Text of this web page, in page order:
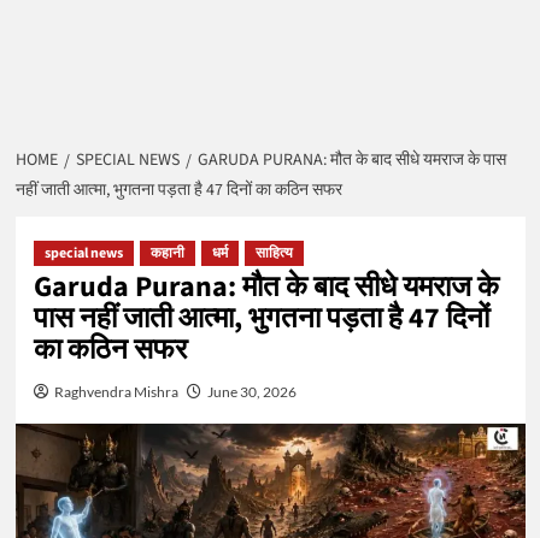
HOME SPECIAL NEWS
GARUDA PURANA: मौत के बाद सीधे यमराज के पास
नहीं जाती आत्मा, भुगतना पड़ता है 47 दिनों का कठिन सफर
special news कहानी धर्म साहित्य
Garuda Purana: मौत के बाद सीधे यमराज के
पास नहीं जाती आत्मा, भुगतना पड़ता है 47 दिनों
का कठिन सफर
Raghvendra Mishra June 30, 2026